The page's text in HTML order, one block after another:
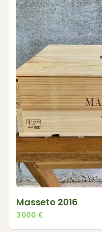
Masseto 2016
3000 €